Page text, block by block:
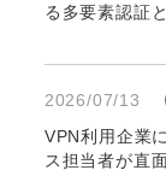
る多要素認証
2026/07/13
VPN利用企業
ス担当者が直